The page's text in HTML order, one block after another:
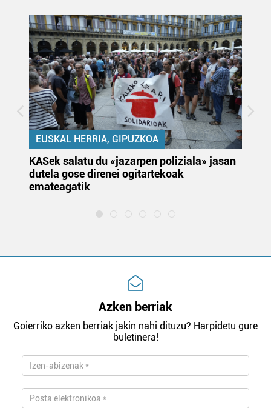
EUSKAL HERRIA, GIPUZKOA
KASek salatu du «jazarpen poliziala» jasan
dutela gose direnei ogitartekoak
emateagatik
Azken berriak
Goierriko azken berriak jakin nahi dituzu? Harpidetu gure
buletinera!